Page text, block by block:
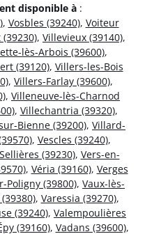
disponible à :
, Vosbles (39240), Voiteur
, Villevieux (39140),
lès-Arbois (39600),
(39120), Villers-les-Bois
, Villers-Farlay (39600),
, Villeneuve-lès-Charnod
, Villechantria (39320),
Bienne (39200), Villard-
, Vescles (39240),
(39230), Vers-en-
, Véria (39160), Verges
Poligny (39800), Vaux-lès-
, Varessia (39270),
(39240), Valempoulières
(39160), Vadans (39600),